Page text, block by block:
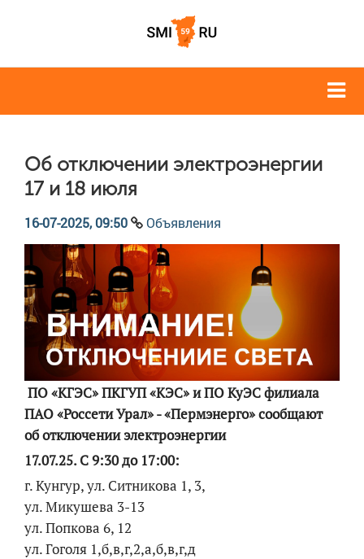
Об отключении электроэнергии
17 и 18 июля
16-07-2025, 09:50 Объявления
ПО «КГЭС» ПКГУП «КЭС» и ПО КуЭС филиала
ПАО «Россети Урал» - «Пермэнерго» сообщают
об отключении электроэнергии
17.07.25. С 9:30 до 17:00:
г. Кунгур, ул. Ситникова 1, 3,
ул. Микушева 3-13
ул. Попкова 6, 12
ул. Гоголя 1,б,в,г,2,а,б,в,г,д